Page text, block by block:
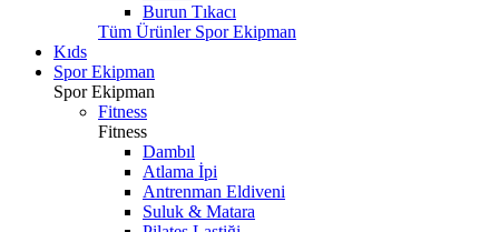
Burun Tıkacı
Tüm Ürünler Spor Ekipman
Kıds
Spor Ekipman
Spor Ekipman
Fitness
Fitness
Dambıl
Atlama İpi
Antrenman Eldiveni
Suluk & Matara